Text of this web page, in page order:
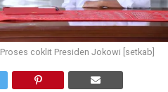
Proses coklit Presiden Jokowi [setkab]